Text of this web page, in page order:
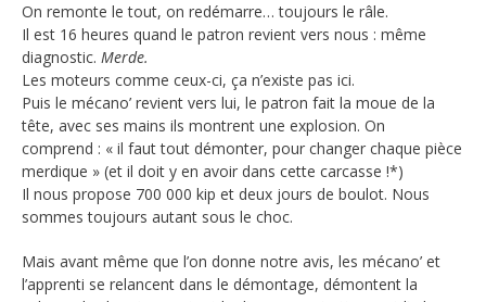
On remonte le tout, on redémarre… toujours le râle.
Il est 16 heures quand le patron revient vers nous : même
diagnostic. Merde.
Les moteurs comme ceux-ci, ça n’existe pas ici.
Puis le mécano’ revient vers lui, le patron fait la moue de la
tête, avec ses mains ils montrent une explosion. On
comprend : « il faut tout démonter, pour changer chaque pièce
merdique » (et il doit y en avoir dans cette carcasse !*)
Il nous propose 700 000 kip et deux jours de boulot. Nous
sommes toujours autant sous le choc.
Mais avant même que l’on donne notre avis, les mécano’ et
l’apprenti se relancent dans le démontage, démontent la